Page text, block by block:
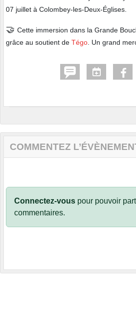
07 juillet à Colombey-les-Deux-Églises.
🤝 Cette immersion dans la Grande
grâce au soutient de Tégo . Un grand
COMMENTEZ
Connectez-vous pour pouvoir
commentaires.